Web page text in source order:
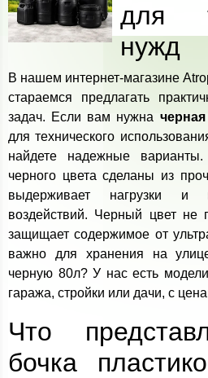
для
нужд
В нашем интернет-магазине
стараемся предлагать
задач. Если вам нужна
для технического
найдете надежные
черного цвета сделаны из
выдерживает нагрузки
воздействий. Черный цвет
защищает содержимое от
важно для хранения на
черную 80л? У нас есть
гаража, стройки или дачи, с
Что
бочка